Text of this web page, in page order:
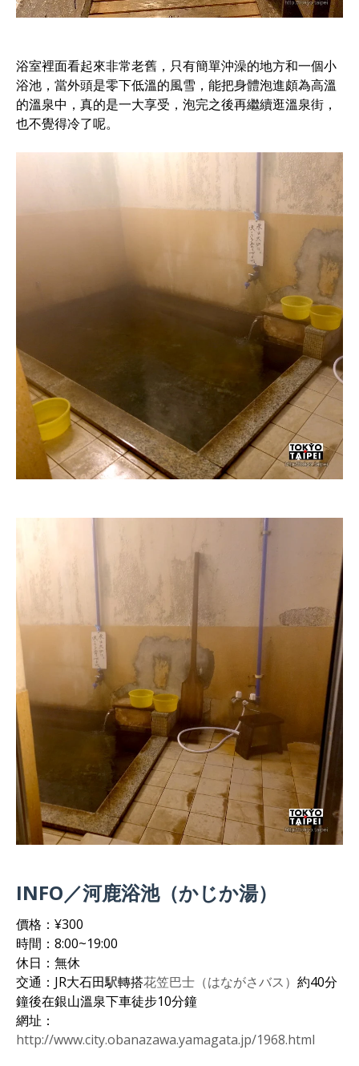
浴室裡面看起來非常老舊，只有簡單沖澡的地方和一個小
浴池，當外頭是零下低溫的風雪，能把身體泡進頗為高溫
的溫泉中，真的是一大享受，泡完之後再繼續逛溫泉街，
也不覺得冷了呢。
INFO／河鹿浴池（かじか湯）
價格：¥300
時間：8:00~19:00
休日：無休
交通：JR大石田駅轉搭花笠巴士（はながさバス） 約40分
鐘後在銀山溫泉下車徒步10分鐘
網址：
http://www.city.obanazawa.yamagata.jp/1968.html